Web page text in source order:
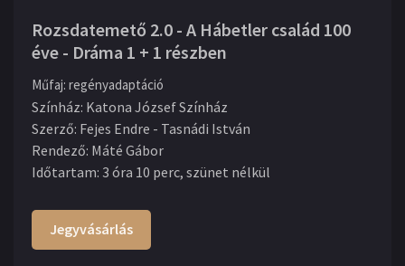
Rozsdatemető 2.0 - A Hábetler család 100
éve - Dráma 1 + 1 részben
Műfaj: regényadaptáció
Színház: Katona József Színház
Szerző: Fejes Endre - Tasnádi István
Rendező: Máté Gábor
Időtartam: 3 óra 10 perc, szünet nélkül
Jegyvásárlás